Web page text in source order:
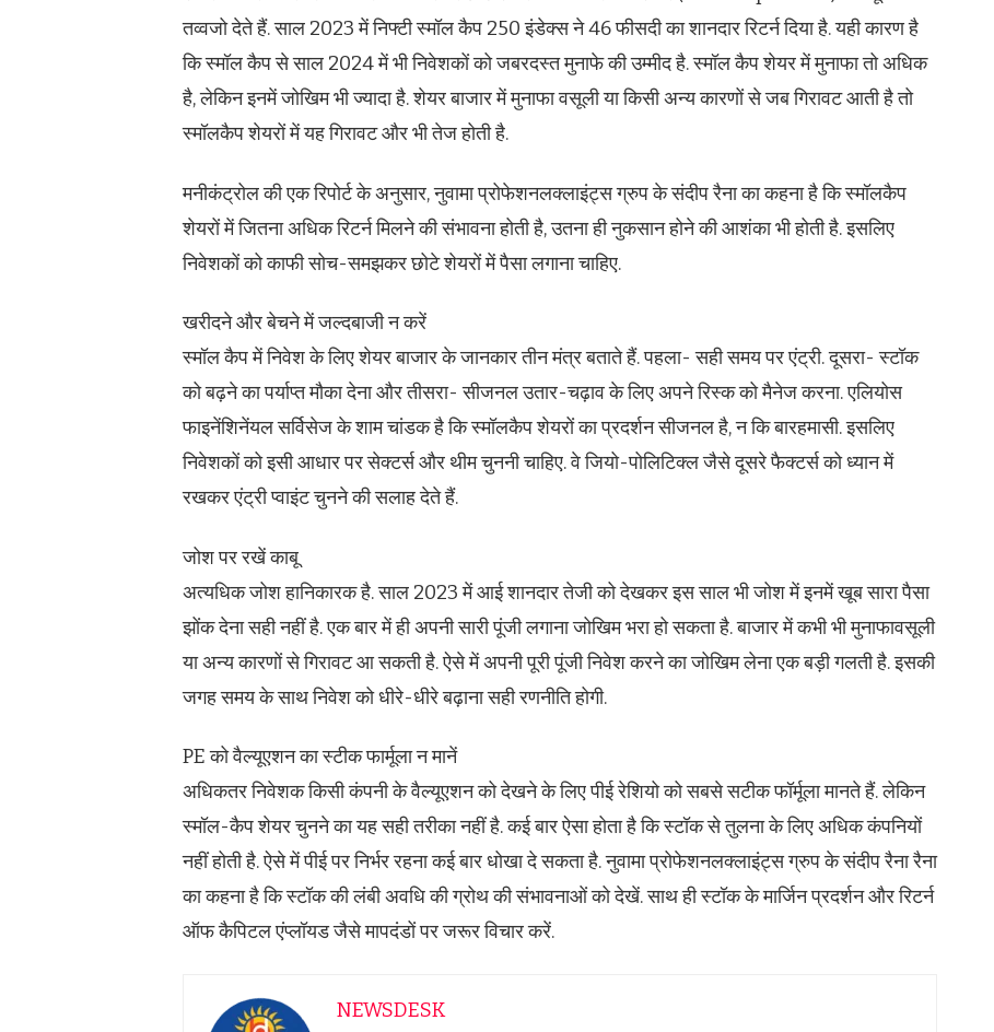
तव्‍वजो देते हैं. साल 2023 में निफ्टी स्‍मॉल कैप 250 इंडेक्‍स ने 46 फीसदी का शानदार रिटर्न दिया है. यही कारण है
कि स्‍मॉल कैप से साल 2024 में भी निवेशकों को जबरदस्‍त मुनाफे की उम्‍मीद है. स्‍मॉल कैप शेयर में मुनाफा तो अधिक
है, लेकिन इनमें जोखिम भी ज्‍यादा है. शेयर बाजार में मुनाफा वसूली या किसी अन्‍य कारणों से जब गिरावट आती है तो
स्मॉलकैप शेयरों में यह गिरावट और भी तेज होती है.
मनीकंट्रोल की एक रिपोर्ट के अनुसार, नुवामा प्रोफेशनलक्लाइंट्स ग्रुप के संदीप रैना का कहना है कि स्मॉलकैप
शेयरों में जितना अधिक रिटर्न मिलने की संभावना होती है, उतना ही नुकसान होने की आशंका भी होती है. इसलिए
निवेशकों को काफी सोच-समझकर छोटे शेयरों में पैसा लगाना चाहिए.
खरीदने और बेचने में जल्‍दबाजी न करें
स्मॉल कैप में निवेश के लिए शेयर बाजार के जानकार तीन मंत्र बताते हैं. पहला- सही समय पर एंट्री. दूसरा- स्टॉक
को बढ़ने का पर्याप्त मौका देना और तीसरा- सीजनल उतार-चढ़ाव के लिए अपने रिस्क को मैनेज करना. एलियोस
फाइनेंशिनेंयल सर्विसेज के शाम चांडक है कि स्मॉलकैप शेयरों का प्रदर्शन सीजनल है, न कि बारहमासी. इसलिए
निवेशकों को इसी आधार पर सेक्टर्स और थीम चुननी चाहिए. वे जियो-पोलिटिक्‍ल जैसे दूसरे फैक्टर्स को ध्यान में
रखकर एंट्री प्वाइंट चुनने की सलाह देते हैं.
जोश पर रखें काबू
अत्‍यधिक जोश हानिकारक है. साल 2023 में आई शानदार तेजी को देखकर इस साल भी जोश में इनमें खूब सारा पैसा
झोंक देना सही नहीं है. एक बार में ही अपनी सारी पूंजी लगाना जोखिम भरा हो सकता है. बाजार में कभी भी मुनाफावसूली
या अन्य कारणों से गिरावट आ सकती है. ऐसे में अपनी पूरी पूंजी निवेश करने का जोखिम लेना एक बड़ी गलती है. इसकी
जगह समय के साथ निवेश को धीरे-धीरे बढ़ाना सही रणनीति होगी.
PE को वैल्यूएशन का स्‍टीक फार्मूला न मानें
अधिकतर निवेशक किसी कंपनी के वैल्यूएशन को देखने के लिए पीई रेशियो को सबसे सटीक फॉर्मूला मानते हैं. लेकिन
स्मॉल-कैप शेयर चुनने का यह सही तरीका नहीं है. कई बार ऐसा होता है कि स्टॉक से तुलना के लिए अधिक कंपनियों
नहीं होती है. ऐसे में पीई पर निर्भर रहना कई बार धोखा दे सकता है. नुवामा प्रोफेशनलक्लाइंट्स ग्रुप के संदीप रैना रैना
का कहना है कि स्टॉक की लंबी अवधि की ग्रोथ की संभावनाओं को देखें. साथ ही स्टॉक के मार्जिन प्रदर्शन और रिटर्न
ऑफ कैपिटल एंप्लॉयड जैसे मापदंडों पर जरूर विचार करें.
NEWSDESK